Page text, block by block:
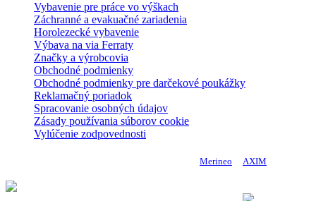
Vybavenie pre práce vo výškach
Záchranné a evakuačné zariadenia
Horolezecké vybavenie
Výbava na via Ferraty
Značky a výrobcovia
Obchodné podmienky
Obchodné podmienky pre darčekové poukážky
Reklamačný poriadok
Spracovanie osobných údajov
Zásady používania súborov cookie
Vylúčenie zodpovednosti
Merineo AXIM